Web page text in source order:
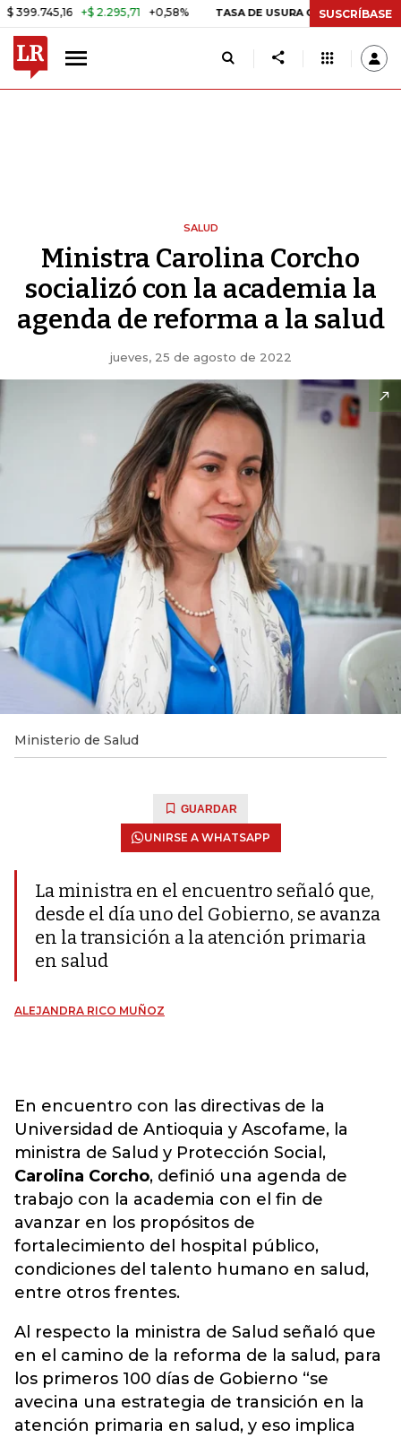
+$ 2.295,71 +0,58% TASA DE USURA CRÉDITO CONSUMO
SUSCRÍBASE
SALUD
Ministra Carolina Corcho
socializó con la academia la
agenda de reforma a la salud
jueves, 25 de agosto de 2022
Ministerio de Salud
GUARDAR
UNIRSE A WHATSAPP
La ministra en el encuentro señaló que,
desde el día uno del Gobierno, se avanza
en la transición a la atención primaria
en salud
ALEJANDRA RICO MUÑOZ
En encuentro con las directivas de la
Universidad de Antioquia y Ascofame, la
ministra de Salud y Protección Social,
Carolina Corcho, definió una agenda de
trabajo con la academia con el fin de
avanzar en los propósitos de
fortalecimiento del hospital público,
condiciones del talento humano en salud,
entre otros frentes.
Al respecto la ministra de Salud señaló que
en el camino de la reforma de la salud, para
los primeros 100 días de Gobierno “se
avecina una estrategia de transición en la
atención primaria en salud, y eso implica